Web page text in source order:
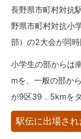
長野県市町村対抗
野県市町村対抗小
部）の2大会が同時
小学生の部からは
mを、一般の部か
が9区39．5kmを
駅伝に出場さ